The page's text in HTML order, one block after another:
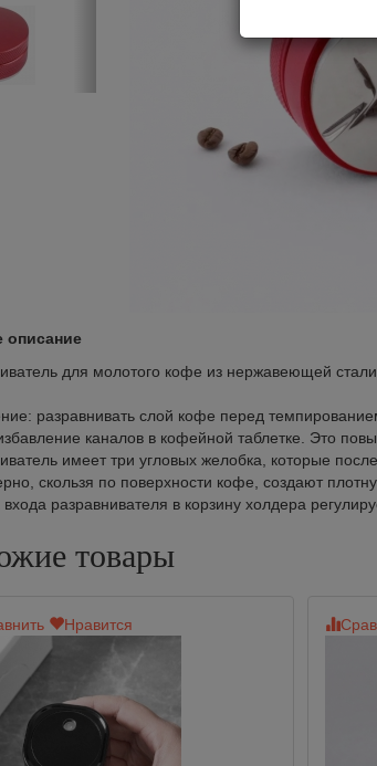
описание
для молотого кофе из нержавеющей стали
разравнивать слой кофе перед
каналов в кофейной таблетке. Это
имеет три угловых желобка, которые
скользя по поверхности кофе, создают
входа разравнивателя в корзину холдера
товары
Нравится